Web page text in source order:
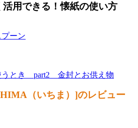
用できる！懐紙の使い方
ーン
うとき part2 金封とお供え物
（いちま）]のレビュー